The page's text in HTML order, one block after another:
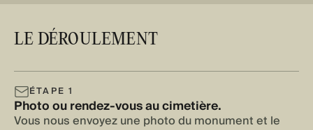
LE DÉROULEMENT
ÉTAPE 1
Photo ou rendez-vous au cimetière.
Vous nous envoyez une photo du monument et le